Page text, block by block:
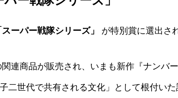
スーパー戦隊シリーズ」 が特別賞に選出さ
連商品が販売され、いまも新作『ナンバ
二世代で共有される文化」として根付いた